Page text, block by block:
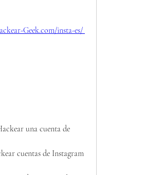
Geek.com/insta-es/
una cuenta de